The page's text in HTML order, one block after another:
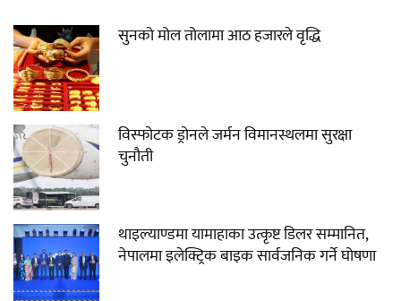
सुनको मोल तोलामा आठ हजारले वृद्धि
विस्फोटक ड्रोनले जर्मन विमानस्थलमा सुरक्षा
चुनौती
थाइल्याण्डमा यामाहाका उत्कृष्ट डिलर सम्मानित,
नेपालमा इलेक्ट्रिक बाइक सार्वजनिक गर्ने घोषणा